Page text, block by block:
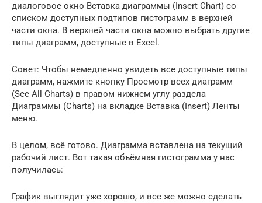
диалоговое окно Вставка диаграммы (Insert Chart) со
списком доступных подтипов гистограмм в верхней
части окна. В верхней части окна можно выбрать другие
типы диаграмм, доступные в Excel.
Совет: Чтобы немедленно увидеть все доступные типы
диаграмм, нажмите кнопку Просмотр всех диаграмм
(See All Charts) в правом нижнем углу раздела
Диаграммы (Charts) на вкладке Вставка (Insert) Ленты
меню.
В целом, всё готово. Диаграмма вставлена на текущий
рабочий лист. Вот такая объёмная гистограмма у нас
получилась:
График выглядит уже хорошо, и все же можно сделать